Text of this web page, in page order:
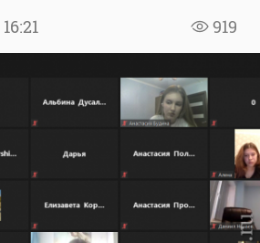
919
16:21